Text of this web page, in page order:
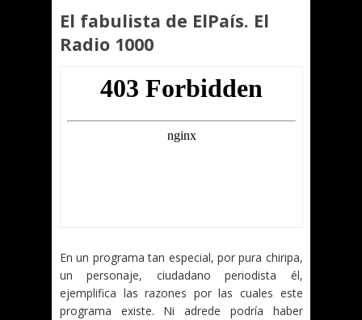
El fabulista de ElPaís. El
Radio 1000
En un programa tan especial, por pura chiripa,
un personaje, ciudadano periodista él,
ejemplifica las razones por las cuales este
programa existe. Ni adrede podría haber